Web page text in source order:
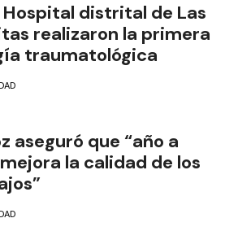
Hospital distrital de Las
realizaron la primera
traumatológica
aseguró que “año a
la calidad de los